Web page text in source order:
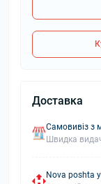
Доставка
Самовивіз з
Швидка
Nova poshta у